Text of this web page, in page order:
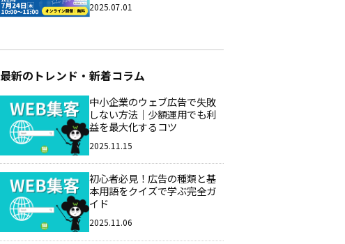
2025.07.01
最新のトレンド・新着コラム
中小企業のウェブ広告で失敗
しない方法｜少額運用でも利
益を最大化するコツ
2025.11.15
初心者必見！広告の種類と基
本用語をクイズで学ぶ完全ガ
イド
2025.11.06